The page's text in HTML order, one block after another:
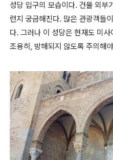
성당 입구의 모습이다. 건물 외부
런지 궁금해진다. 많은 관광객들
다. 그러나 이 성당은 현재도 미
조용히, 방해되지 않도록 주의해